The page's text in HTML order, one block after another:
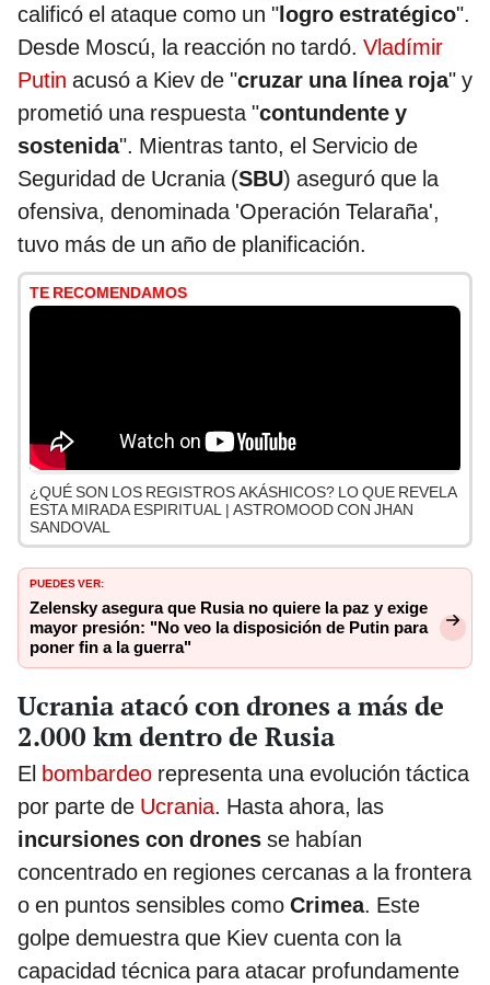
calificó el ataque como un "logro estratégico".
Desde Moscú, la reacción no tardó. Vladímir
Putin acusó a Kiev de "cruzar una línea roja" y
prometió una respuesta "contundente y
sostenida". Mientras tanto, el Servicio de
Seguridad de Ucrania (SBU) aseguró que la
ofensiva, denominada 'Operación Telaraña',
tuvo más de un año de planificación.
TE RECOMENDAMOS
¿QUÉ SON LOS REGISTROS AKÁSHICOS? LO QUE REVELA
ESTA MIRADA ESPIRITUAL | ASTROMOOD CON JHAN
SANDOVAL
PUEDES VER:
Zelensky asegura que Rusia no quiere la paz y exige
mayor presión: "No veo la disposición de Putin para
poner fin a la guerra"
Ucrania atacó con drones a más de
2.000 km dentro de Rusia
El bombardeo representa una evolución táctica
por parte de Ucrania. Hasta ahora, las
incursiones con drones se habían
concentrado en regiones cercanas a la frontera
o en puntos sensibles como Crimea. Este
golpe demuestra que Kiev cuenta con la
capacidad técnica para atacar profundamente